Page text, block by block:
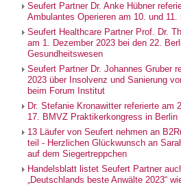
Seufert Partner Dr. Anke Hübner
Ambulantes Operieren am 10. und
Seufert Healthcare Partner Prof. Dr.
am 1. Dezember 2023 bei den 22.
Gesundheitswesen
Seufert Partner Dr. Johannes Gruber
2023 über Insolvenz und Sanierung
beim Forum Institut
Dr. Stefanie Kronawitter referierte am
17. BMVZ Praktikerkongress in Berlin
13 Läufer von Seufert nehmen an
teil - Herzlichen Glückwunsch an
auf dem Siegertreppchen
Handelsblatt listet Seufert Partner
„Deutschlands beste Anwälte 2023“